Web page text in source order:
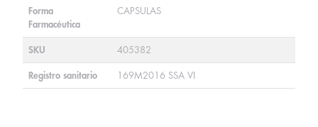
Forma
Farmacéutica
CAPSULAS
SKU 405382
Registro sanitario 169M2016 SSA VI